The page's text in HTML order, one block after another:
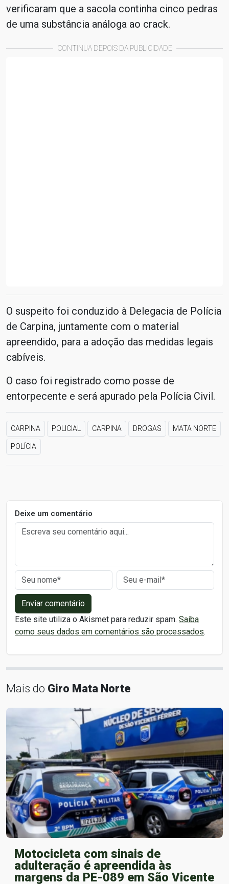
verificaram que a sacola continha cinco pedras
de uma substância análoga ao crack.
CONTINUA DEPOIS DA PUBLICIDADE
O suspeito foi conduzido à Delegacia de Polícia
de Carpina, juntamente com o material
apreendido, para a adoção das medidas legais
cabíveis.
O caso foi registrado como posse de
entorpecente e será apurado pela Polícia Civil.
CARPINA POLICIAL CARPINA DROGAS MATA NORTE
POLÍCIA
Deixe um comentário
Enviar comentário
Este site utiliza o Akismet para reduzir spam. Saiba
como seus dados em comentários são processados.
Mais do Giro Mata Norte
Motocicleta com sinais de
adulteração é apreendida às
margens da PE-089 em São Vicente